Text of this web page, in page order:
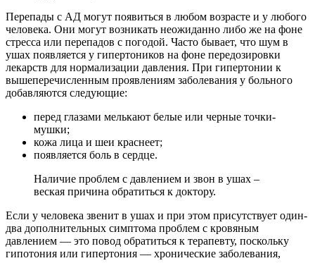
Перепады с АД могут появиться в любом возрасте и у любого
человека. Они могут возникать неожиданно либо же на фоне
стресса или перепадов с погодой. Часто бывает, что шум в
ушах появляется у гипертоников на фоне передозировки
лекарств для нормализации давления. При гипертонии к
вышеперечисленным проявлениям заболевания у больного
добавляются следующие:
перед глазами мелькают белые или черные точки-
мушки;
кожа лица и шеи краснеет;
появляется боль в сердце.
Наличие проблем с давлением и звон в ушах –
веская причина обратиться к доктору.
Если у человека звенит в ушах и при этом присутствует один-
два дополнительных симптома проблем с кровяным
давлением — это повод обратиться к терапевту, поскольку
гипотония или гипертония — хронические заболевания,